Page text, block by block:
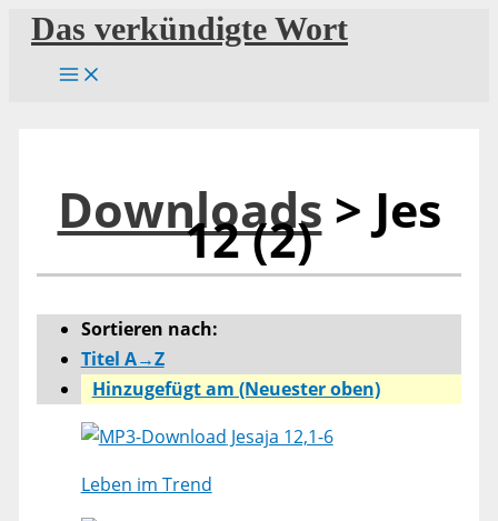
Zum
Inhalt
springen
Das verkündigte Wort
Downloads > Jes
12 (2)
Sortieren nach:
Titel A→Z
Hinzugefügt am (Neuester oben)
Jesaja 12,1-6
Leben im Trend